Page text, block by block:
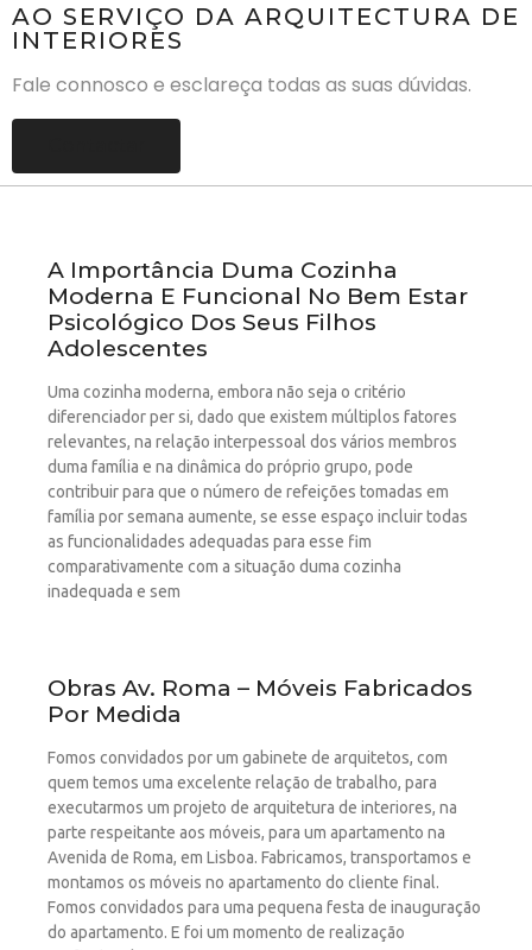
AO SERVIÇO DA ARQUITECTURA DE
INTERIORES
Fale connosco e esclareça todas as suas dúvidas.
A Importância Duma Cozinha
Moderna E Funcional No Bem Estar
Psicológico Dos Seus Filhos
Adolescentes
Uma cozinha moderna, embora não seja o critério
diferenciador per si, dado que existem múltiplos fatores
relevantes, na relação interpessoal dos vários membros
duma família e na dinâmica do próprio grupo, pode
contribuir para que o número de refeições tomadas em
família por semana aumente, se esse espaço incluir todas
as funcionalidades adequadas para esse fim
comparativamente com a situação duma cozinha
inadequada e sem
Obras Av. Roma – Móveis Fabricados
Por Medida
Fomos convidados por um gabinete de arquitetos, com
quem temos uma excelente relação de trabalho, para
executarmos um projeto de arquitetura de interiores, na
parte respeitante aos móveis, para um apartamento na
Avenida de Roma, em Lisboa. Fabricamos, transportamos e
montamos os móveis no apartamento do cliente final.
Fomos convidados para uma pequena festa de inauguração
do apartamento. E foi um momento de realização